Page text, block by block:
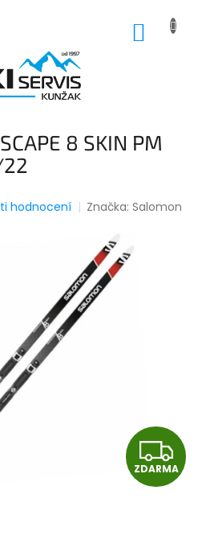
8 SKIN PM
22
hodnocení Značka:Salomon
Z
D
ZDARMA